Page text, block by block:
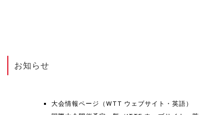
お知らせ
大会情報ページ（WTT ウェブサイト・英語）